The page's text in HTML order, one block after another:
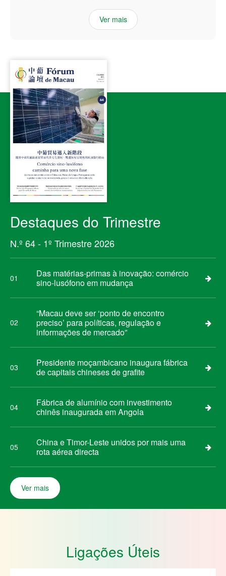
Ver mais
Destaques do Trimestre
N.º 64 - 1º Trimestre 2026
01
Das matérias-primas à inovação: comércio
sino-lusófono em mudança
02
“Macau deve ser ‘ponto de encontro
preciso’ para políticas, regulação e
informações de mercado”
03
Presidente moçambicano inaugura fábrica
de capitais chineses de grafite
04
Fábrica de alumínio com investimento
chinês inaugurada em Angola
05
China e Timor-Leste unidos por mais uma
rota aérea directa
Ver mais
Ligações Úteis